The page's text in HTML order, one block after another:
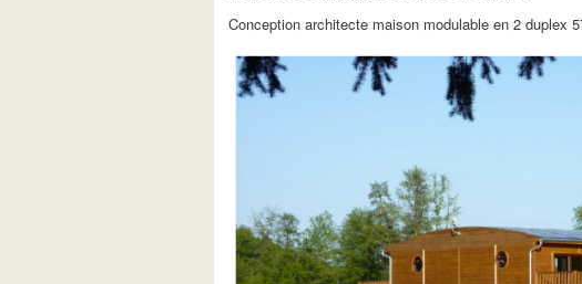
Conception architecte maison modulable en 2 duplex